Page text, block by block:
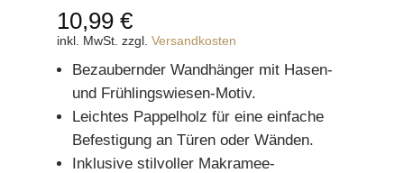
10,99 €
inkl. MwSt. zzgl. Versandkosten
Bezaubernder Wandhänger mit Hasen-
und Frühlingswiesen-Motiv.
Leichtes Pappelholz für eine einfache
Befestigung an Türen oder Wänden.
Inklusive stilvoller Makramee-